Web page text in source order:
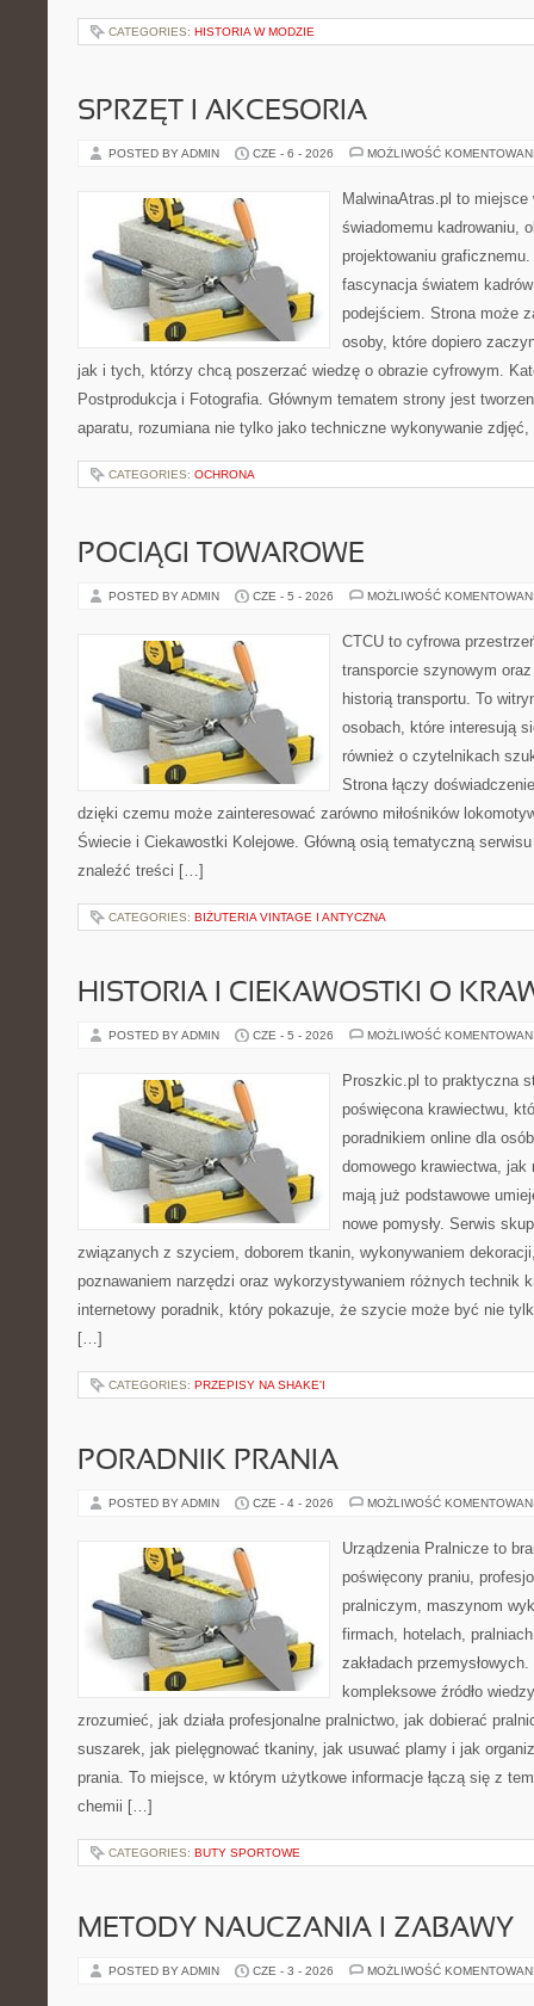
CATEGORIES: HISTORIA W MODZIE
SPRZĘT I AKCESORIA
POSTED BY ADMIN CZE - 6 - 2026 MOŻLIWOŚĆ
MalwinaAtras.pl to
świadomemu kadrowaniu,
projektowaniu
fascynacja światem
podejściem. Strona może
osoby, które dopiero
jak i tych, którzy chcą poszerzać wiedzę o obrazie cyfrowym.
Postprodukcja i Fotografia. Głównym tematem strony jest
aparatu, rozumiana nie tylko jako techniczne wykonywanie
CATEGORIES: OCHRONA
POCIĄGI TOWAROWE
POSTED BY ADMIN CZE - 5 - 2026 MOŻLIWOŚĆ
CTCU to cyfrowa
transporcie szynowym
historią transportu. To
osobach, które interesują
również o czytelnikach
Strona łączy
dzięki czemu może zainteresować zarówno miłośników
Świecie i Ciekawostki Kolejowe. Główną osią tematyczną
znaleźć treści […]
CATEGORIES: BIŻUTERIA VINTAGE I ANTYCZNA
HISTORIA I CIEKAWOSTKI O
POSTED BY ADMIN CZE - 5 - 2026 MOŻLIWOŚĆ
Proszkic.pl to praktyczna
poświęcona krawiectwu,
poradnikiem online dla
domowego krawiectwa,
mają już podstawowe
nowe pomysły. Serwis
związanych z szyciem, doborem tkanin, wykonywaniem
poznawaniem narzędzi oraz wykorzystywaniem różnych technik
internetowy poradnik, który pokazuje, że szycie może być nie
[…]
CATEGORIES: PRZEPISY NA SHAKE'I
PORADNIK PRANIA
POSTED BY ADMIN CZE - 4 - 2026 MOŻLIWOŚĆ
Urządzenia Pralnicze to
poświęcony praniu,
pralniczym, maszynom
firmach, hotelach,
zakładach
kompleksowe źródło
zrozumieć, jak działa profesjonalne pralnictwo, jak dobierać
suszarek, jak pielęgnować tkaniny, jak usuwać plamy i jak
prania. To miejsce, w którym użytkowe informacje łączą się z
chemii […]
CATEGORIES: BUTY SPORTOWE
METODY NAUCZANIA I ZABAWY
POSTED BY ADMIN CZE - 3 - 2026 MOŻLIWOŚĆ